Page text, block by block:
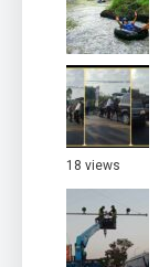
18 views